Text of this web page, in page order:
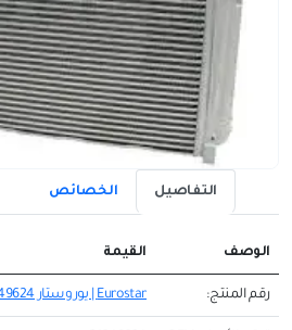
التفاصيل الخصائص
الوصف القيمة
رقم المنتج: Eurostar | يوروستار 21649624